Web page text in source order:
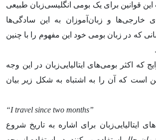
قوانین برای یک بومی انگلیسی‌زبان طبیعی
خارجی‌ها و زبان‌آموزان به این سادگی‌ها
که در زبان بومی خود این مفهوم را با چنین
که اکثر بومی‌های ایتالیایی‌زبان در این وجه
است که آن را به اشتباه به شکل زیر بیان
“I travel since two months”
ایتالیایی‌زبان برای اشاره به تاریخ شروع